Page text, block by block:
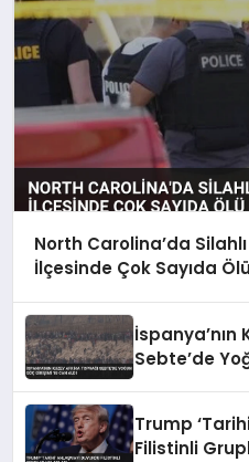
North Carolina’da
İlçesinde Çok Sayıda Ölü
İspanya’nın
Sebte’de
Trump
Filistinli